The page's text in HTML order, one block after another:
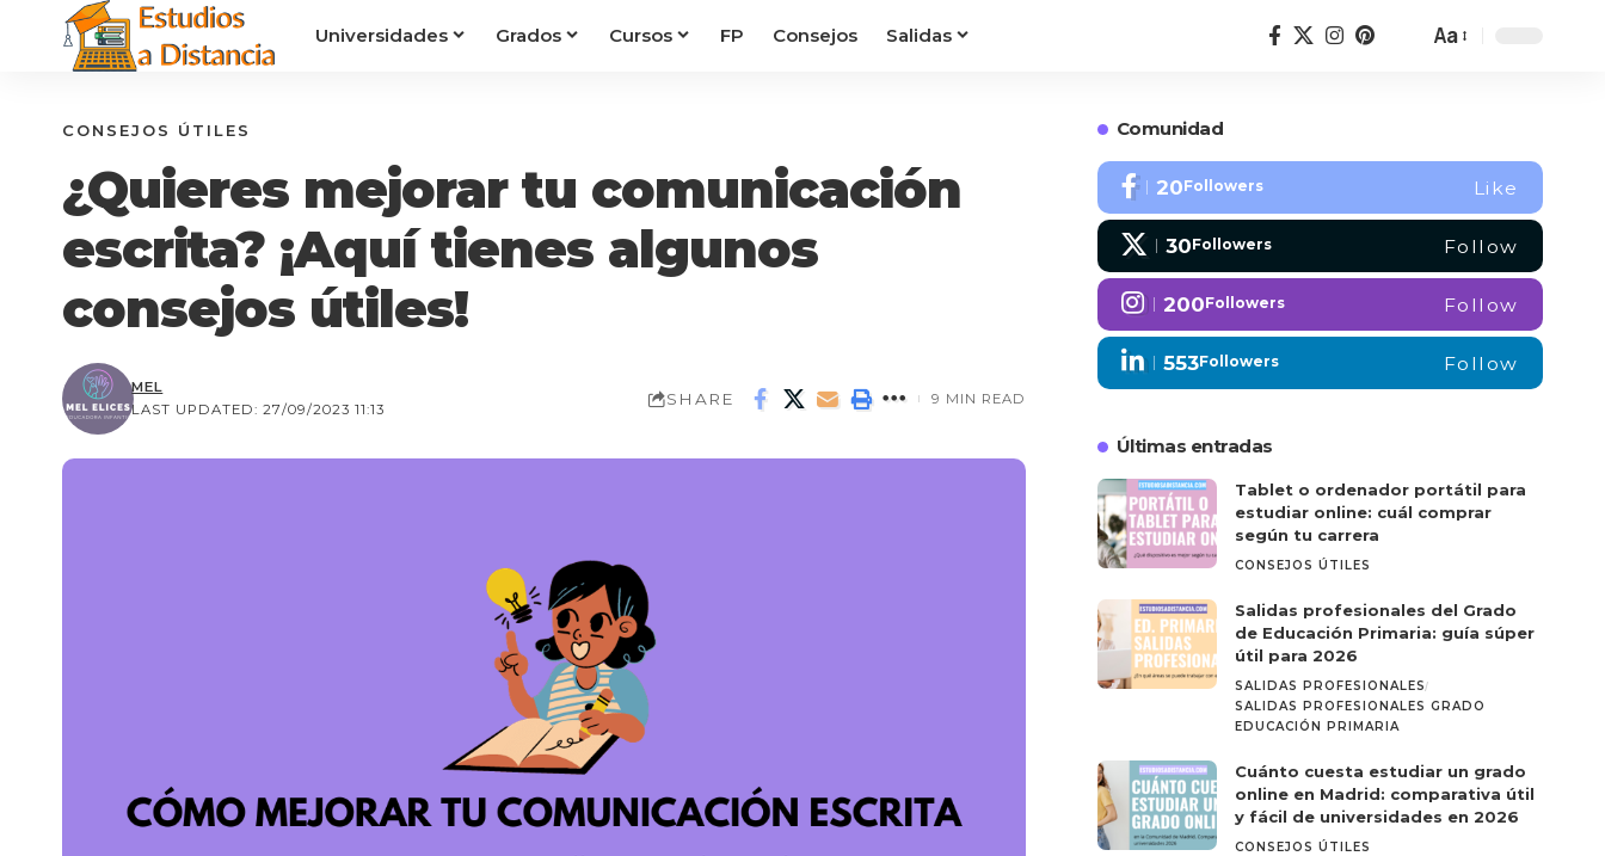
Universidades Grados Cursos FP Consejos Salidas Aa
CONSEJOS ÚTILES
¿Quieres mejorar tu comunicación
escrita? ¡Aquí tienes algunos
consejos útiles!
LAST UPDATED: 27/09/2023 11:13
MEL
SHARE 9 MIN READ
Comunidad
20Followers Like
30Followers Follow
200Followers Follow
553Followers Follow
Últimas entradas
Tablet o ordenador portátil para
estudiar online: cuál comprar
según tu carrera
CONSEJOS ÚTILES
Salidas profesionales del Grado
de Educación Primaria: guía súper
útil para 2026
SALIDAS PROFESIONALES
SALIDAS PROFESIONALES GRADO
EDUCACIÓN PRIMARIA
Cuánto cuesta estudiar un grado
online en Madrid: comparativa útil
y fácil de universidades en 2026
CONSEJOS ÚTILES